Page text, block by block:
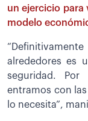
un ejercicio para
modelo
alrededores es
seguridad. Por
entramos con las
lo necesita”,